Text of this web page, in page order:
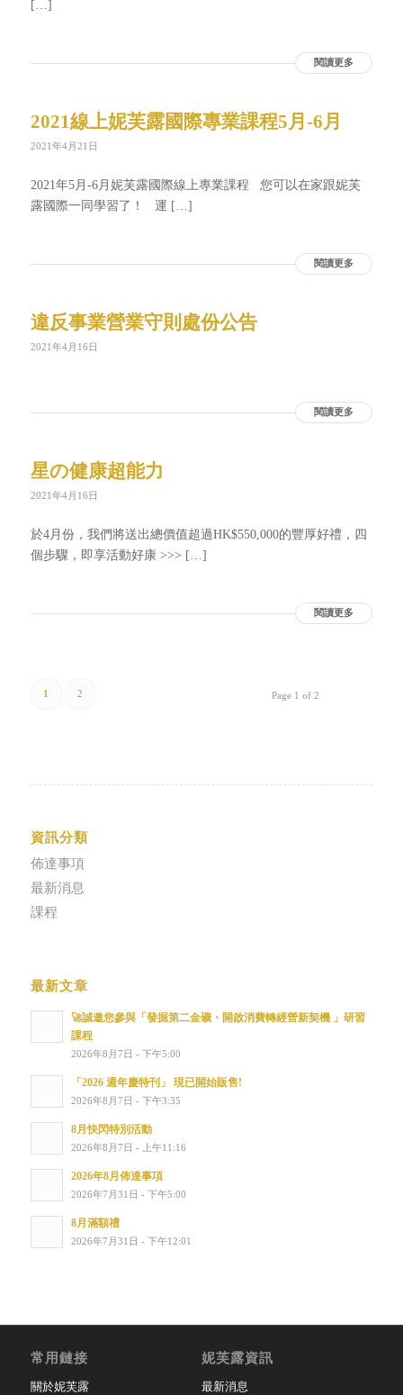
[…]
閱讀更多
2021線上妮芙露國際專業課程5月-6月
2021年4月21日
2021年5月-6月妮芙露國際線上專業課程 您可以在家跟妮芙
露國際一同學習了！ 運 […]
閱讀更多
違反事業營業守則處份公告
2021年4月16日
閱讀更多
星の健康超能力
2021年4月16日
於4月份，我們將送出總價值超過HK$550,000的豐厚好禮，四
個步驟，即享活動好康 >>> […]
閱讀更多
Page 1 of 2
1 2
資訊分類
佈達事項
最新消息
課程
最新文章
🚀誠邀您參與「發掘第二金礦・開啟消費轉經營新契機 」研習
課程
2026年8月7日 - 下午5:00
「2026 週年慶特刊」 現已開始販售!
2026年8月7日 - 下午3:35
8月快閃特別活動
2026年8月7日 - 上午11:16
2026年8月佈達事項
2026年7月31日 - 下午5:00
8月滿額禮
2026年7月31日 - 下午12:01
常用鏈接
關於妮芙露
妮芙露資訊
最新消息